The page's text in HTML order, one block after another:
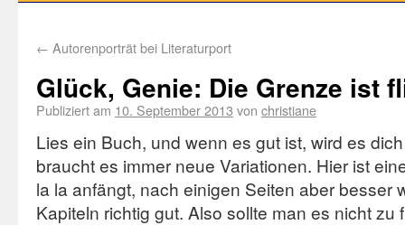
← Autorenporträt bei Literaturport
Glück, Genie: Die Grenze ist
Publiziert am 10. September 2013 von christiane
Lies ein Buch, und wenn es gut ist, wird es
braucht es immer neue Variationen. Hier ist
la la anfängt, nach einigen Seiten aber besser
Kapiteln richtig gut. Also sollte man es nicht zu